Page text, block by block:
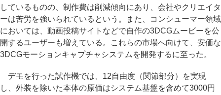
しているものの、制作費は削減傾向にあり、会社やクリエイタ
ーは苦労を強いられているという。また、コンシューマー領域
においては、動画投稿サイトなどで自作の3DCGムービーを公
開するユーザーも増えている。これらの市場へ向けて、安価な
3DCGモーションキャプチャシステムを開発するに至った。
デモを行った試作機では、12自由度（関節部分）を実現
し、外装を除いた本体の原価はシステム基盤を含めて3000円